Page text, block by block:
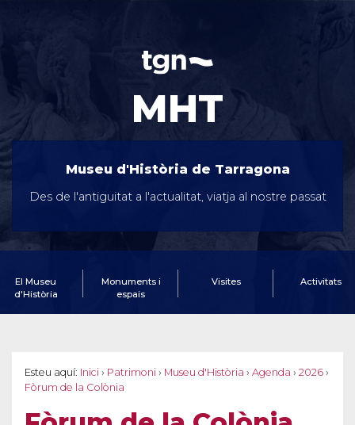
MHT
Museu d'Història de Tarragona
Des de l'antiguitat a l'actualitat, viatja al nostre passat
El Museu
d'Història
Monuments i
espais
Visites Activitats
Esteu aquí: Inici › Patrimoni › Museu d'Història › Agenda › 2026 ›
Fòrum de la Colònia